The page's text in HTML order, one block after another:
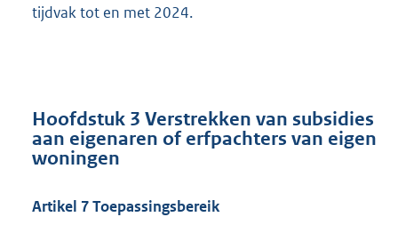
tijdvak tot en met 2024.
Hoofdstuk 3 Verstrekken van subsidies
aan eigenaren of erfpachters van eigen
woningen
Artikel 7 Toepassingsbereik